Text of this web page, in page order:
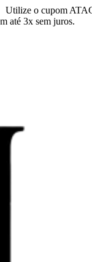
Utilize o cupom
até 3x sem juros.